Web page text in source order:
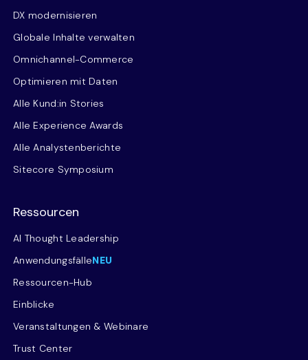
DX modernisieren
Globale Inhalte verwalten
Omnichannel-Commerce
Optimieren mit Daten
Alle Kund:in Stories
Alle Experience Awards
Alle Analystenberichte
Sitecore Symposium
Ressourcen
AI Thought Leadership
AnwendungsfälleNEU
Ressourcen-Hub
Einblicke
Veranstaltungen & Webinare
Trust Center